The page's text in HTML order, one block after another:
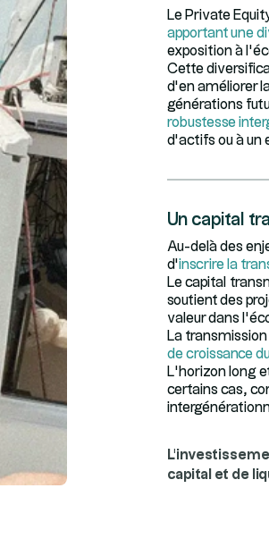
Le Private
apportant une
exposition à
Cette
d’en améliorer
générations
robustesse
d’actifs ou à
Un capital
Au-delà des
d’inscrire la
Le capital
soutient des
valeur dans
La
de croissance
L’horizon long
certains cas,
capital et de